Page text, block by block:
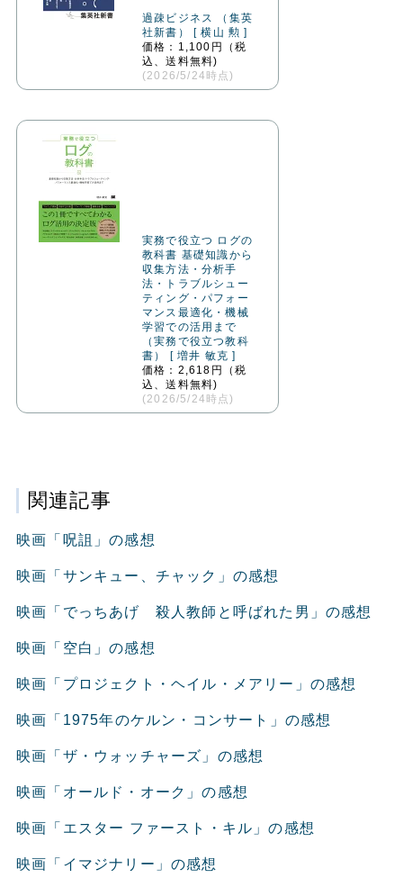
過疎ビジネス （集英
社新書） [ 横山 勲 ]
価格：1,100円（税
込、送料無料)
(2026/5/24時点)
実務で役立つ ログの
教科書 基礎知識から
収集方法・分析手
法・トラブルシュー
ティング・パフォー
マンス最適化・機械
学習での活用まで
（実務で役立つ教科
書） [ 増井 敏克 ]
価格：2,618円（税
込、送料無料)
(2026/5/24時点)
関連記事
映画「呪詛」の感想
映画「サンキュー、チャック」の感想
映画「でっちあげ 殺人教師と呼ばれた男」の感想
映画「空白」の感想
映画「プロジェクト・ヘイル・メアリー」の感想
映画「1975年のケルン・コンサート」の感想
映画「ザ・ウォッチャーズ」の感想
映画「オールド・オーク」の感想
映画「エスター ファースト・キル」の感想
映画「イマジナリー」の感想